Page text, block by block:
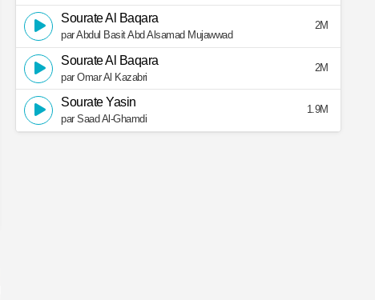
Sourate Al Baqara
par Abdul Basit Abd Alsamad Mujawwad
2M
Sourate Al Baqara
par Omar Al Kazabri
2M
Sourate Yasin
par Saad Al-Ghamdi
1.9M